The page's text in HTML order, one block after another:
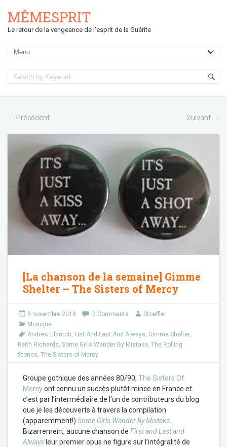
MÊMESPRIT
Le retour de la vengeance de l'esprit de la Guérite
← Précédent Suivant →
[La chanson de la semaine] Gimme
Shelter – The Sisters of Mercy
8 novembre 2018 2 Comments
Stoeffler
Musique
Andrew Eldritch, Fist And Last And Always, Gimme Shelter,
Keith Richards, Some Girls Wander By Mistake, The Rolling
Stones, The Sisters of Mercy
Groupe gothique des années 80/90, The Sisters Of
Mercyont connu un succès plutôt mince en France et
c’est par l’intermédiaire de l’un de contributeurs du blog
que je les découverts à travers la compilation
(apparemment!) Some Girls Wander By Mistake.
Bizarrement, aucune chanson de First and Last and
Always leur premier opus ne figure sur l’intégralité de